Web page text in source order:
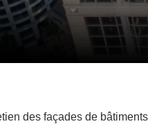
des façades de